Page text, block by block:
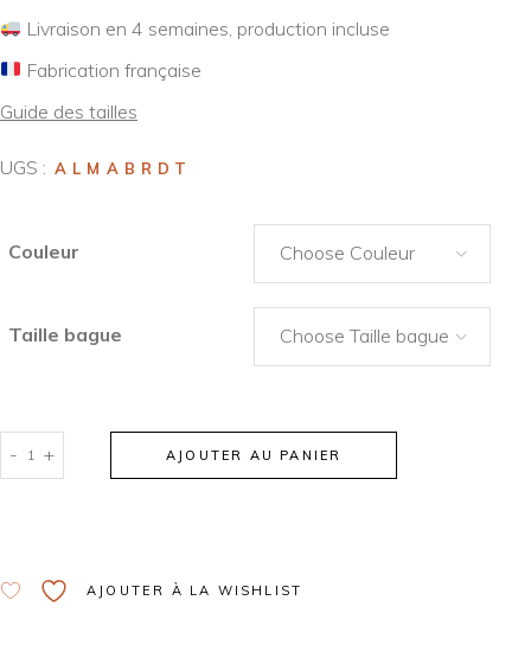
Livraison en 4 semaines, production incluse
Fabrication française
Guide des tailles
UGS : ALMABRDT
Couleur Choose Couleur
Taille bague Choose Taille bague
- + AJOUTER AU PANIER
AJOUTER À LA WISHLIST